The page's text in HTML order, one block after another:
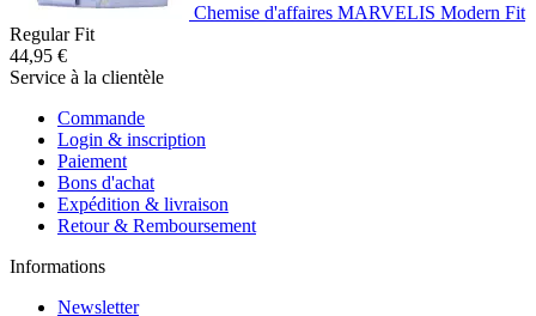
Chemise d'affaires MARVELIS Modern Fit
Regular Fit
44,95 €
Service à la clientèle
Commande
Login & inscription
Paiement
Bons d'achat
Expédition & livraison
Retour & Remboursement
Informations
Newsletter